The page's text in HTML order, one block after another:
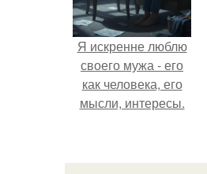
Я искренне люблю
своего мужа - его
как человека, его
мысли, интересы.